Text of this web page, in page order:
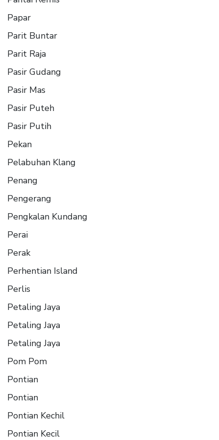
Papar
Parit Buntar
Parit Raja
Pasir Gudang
Pasir Mas
Pasir Puteh
Pasir Putih
Pekan
Pelabuhan Klang
Penang
Pengerang
Pengkalan Kundang
Perai
Perak
Perhentian Island
Perlis
Petaling Jaya
Petaling Jaya
Petaling Jaya
Pom Pom
Pontian
Pontian
Pontian Kechil
Pontian Kecil